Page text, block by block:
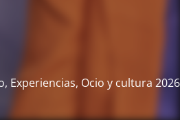
Experiencias, Ocio y cultura 2026